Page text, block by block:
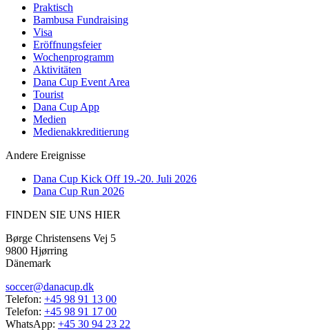
Praktisch
Bambusa Fundraising
Visa
Eröffnungsfeier
Wochenprogramm
Aktivitäten
Dana Cup Event Area
Tourist
Dana Cup App
Medien
Medienakkreditierung
Andere Ereignisse
Dana Cup Kick Off 19.-20. Juli 2026
Dana Cup Run 2026
FINDEN SIE UNS HIER
Børge Christensens Vej 5
9800 Hjørring
Dänemark
soccer@danacup.dk
Telefon: +45 98 91 13 00
Telefon: +45 98 91 17 00
WhatsApp: +45 30 94 23 22